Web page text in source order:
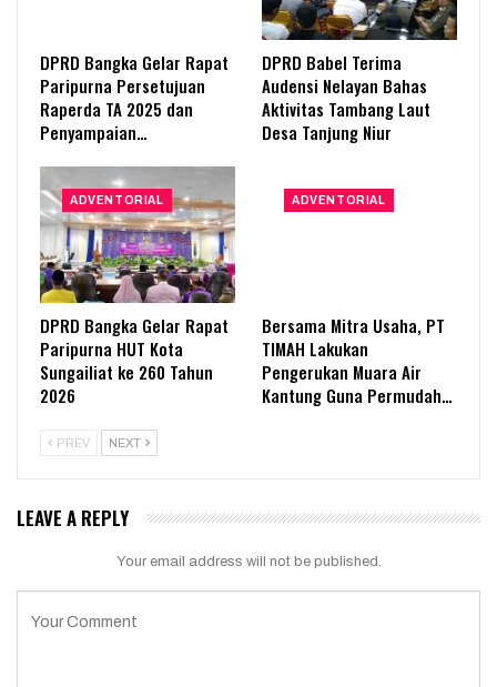
DPRD Bangka Gelar Rapat
Paripurna Persetujuan
Raperda TA 2025 dan
Penyampaian…
DPRD Babel Terima
Audensi Nelayan Bahas
Aktivitas Tambang Laut
Desa Tanjung Niur
ADVENTORIAL
DPRD Bangka Gelar Rapat
Paripurna HUT Kota
Sungailiat ke 260 Tahun
2026
ADVENTORIAL
Bersama Mitra Usaha, PT
TIMAH Lakukan
Pengerukan Muara Air
Kantung Guna Permudah…
PREV NEXT
LEAVE A REPLY
Your email address will not be published.